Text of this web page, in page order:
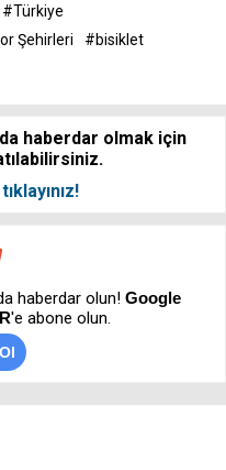
#Türkiye
Şehirleri
#bisiklet
haberdar olmak için
haberdar olun! Google
'e abone olun.